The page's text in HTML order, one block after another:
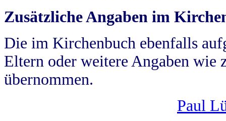
Zusätzliche Angaben im
Die im Kirchenbuch ebenfalls
Eltern oder weitere Angaben wie
übernommen.
Paul